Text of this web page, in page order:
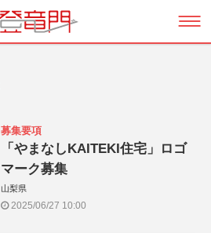
募集要項
「やまなしKAITEKI住宅」ロゴ
マーク募集
山梨県
2025/06/27 10:00